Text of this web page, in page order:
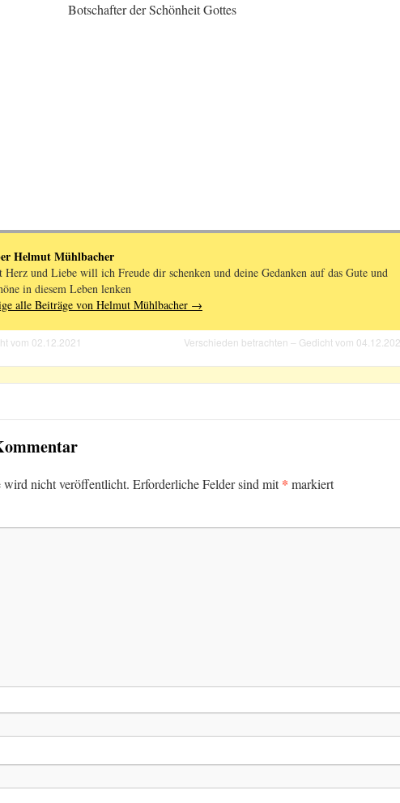
Botschafter der Schönheit Gottes
Helmut Mühlbacher
Herz und Liebe will ich Freude dir schenken und deine Gedanken auf das Gute und
in diesem Leben lenken
alle Beiträge von Helmut Mühlbacher →
vom 02.12.2021 Verschieden betrachten – Gedicht vom
nicht veröffentlicht. Erforderliche Felder sind mit* markiert